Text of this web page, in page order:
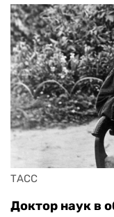
ТАСС
Доктор наук в